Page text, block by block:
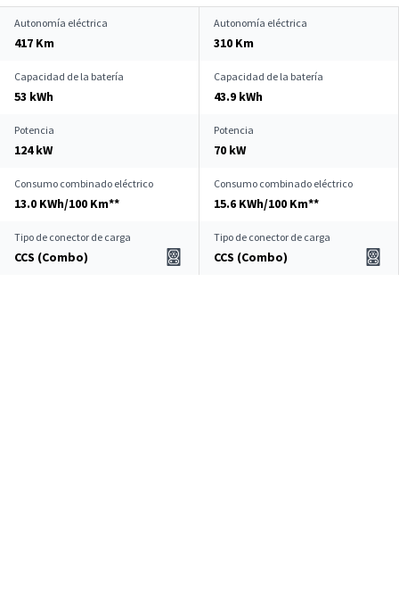
Autonomía eléctrica
417 Km
Autonomía eléctrica
310 Km
Capacidad de la batería
53 kWh
Capacidad de la batería
43.9 kWh
Potencia
124 kW
Potencia
70 kW
Consumo combinado eléctrico
13.0 KWh/100 Km**
Consumo combinado eléctrico
15.6 KWh/100 Km**
Tipo de conector de carga
CCS (Combo)
Tipo de conector de carga
CCS (Combo)